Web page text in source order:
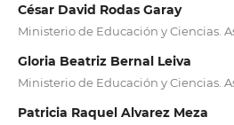
César David Rodas Garay
Ministerio de Educación y Ciencias.
Gloria Beatriz Bernal Leiva
Ministerio de Educación y Ciencias.
Patricia Raquel Alvarez Meza